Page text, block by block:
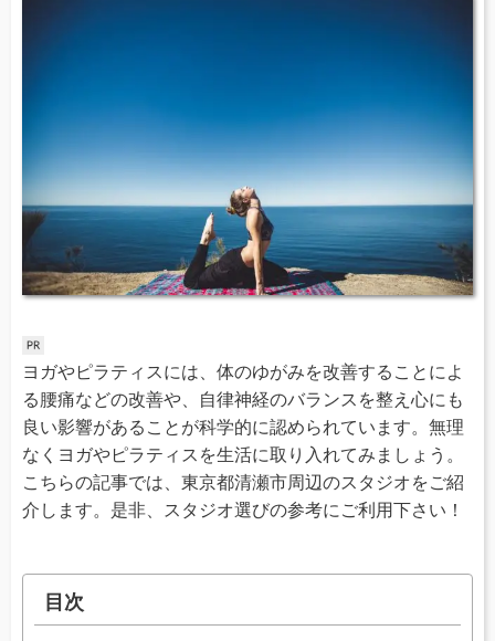
ヨガやピラティスには、体のゆがみを改善することによ
る腰痛などの改善や、自律神経のバランスを整え心にも
良い影響があることが科学的に認められています。無理
なくヨガやピラティスを生活に取り入れてみましょう。
こちらの記事では、東京都清瀬市周辺のスタジオをご紹
介します。是非、スタジオ選びの参考にご利用下さい！
目次